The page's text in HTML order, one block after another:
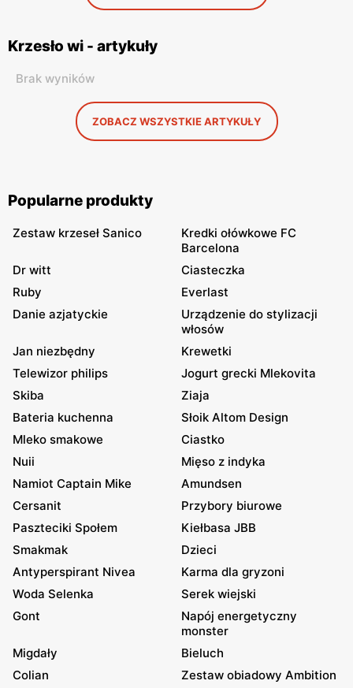
Krzesło wi - artykuły
Brak wyników
ZOBACZ WSZYSTKIE ARTYKUŁY
Popularne produkty
Zestaw krzeseł Sanico
Kredki ołówkowe FC
Barcelona
Dr witt
Ciasteczka
Ruby
Everlast
Danie azjatyckie
Urządzenie do stylizacji
włosów
Jan niezbędny
Krewetki
Telewizor philips
Jogurt grecki Mlekovita
Skiba
Ziaja
Bateria kuchenna
Słoik Altom Design
Mleko smakowe
Ciastko
Nuii
Mięso z indyka
Namiot Captain Mike
Amundsen
Cersanit
Przybory biurowe
Paszteciki Społem
Kiełbasa JBB
Smakmak
Dzieci
Antyperspirant Nivea
Karma dla gryzoni
Woda Selenka
Serek wiejski
Gont
Napój energetyczny
monster
Migdały
Bieluch
Colian
Zestaw obiadowy Ambition